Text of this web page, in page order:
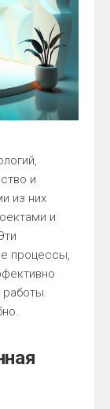
и
из них
и
процессы,